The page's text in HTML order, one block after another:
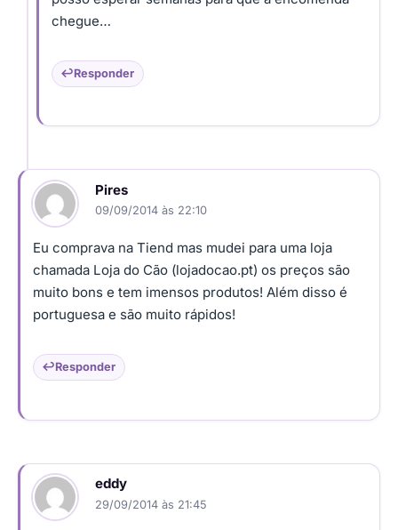
chegue…
Responder
Pires
09/09/2014 às 22:10
Eu comprava na Tiend mas mudei para uma loja
chamada Loja do Cão (lojadocao.pt) os preços são
muito bons e tem imensos produtos! Além disso é
portuguesa e são muito rápidos!
Responder
eddy
29/09/2014 às 21:45